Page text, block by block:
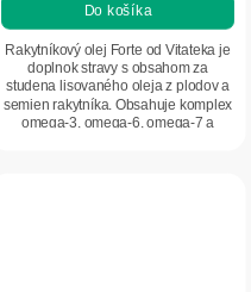
Do košíka
Rakytníkový olej Forte od Vitateka je
doplnok stravy s obsahom za
studena lisovaného oleja z plodov a
semien rakytníka. Obsahuje komplex
omega-3, omega-6, omega-7 a